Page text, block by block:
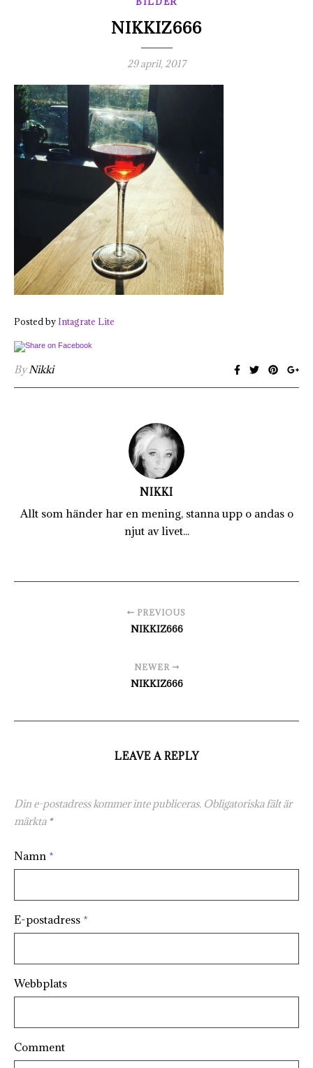
NIKKIZ666
29 april, 2017
Posted by Intagrate Lite
ByNikki
NIKKI
Allt som händer har en mening, stanna upp o andas o
njut av livet...
PREVIOUS
NIKKIZ666
NEWER
NIKKIZ666
LEAVE A REPLY
Din e-postadress kommer inte publiceras. Obligatoriska fält är
märkta *
Namn *
E-postadress *
Webbplats
Comment